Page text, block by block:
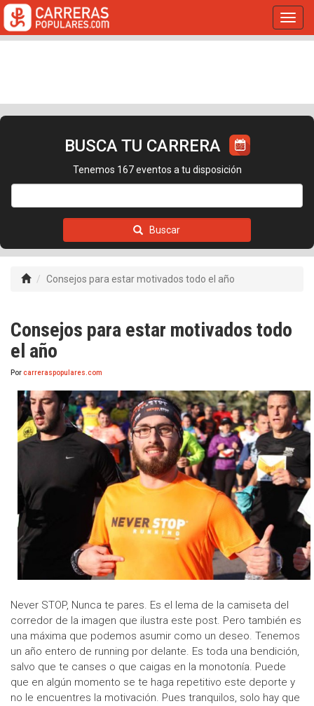
BUSCA TU CARRERA
Tenemos 167 eventos a tu disposición
Buscar
Consejos para estar motivados todo el año
Consejos para estar motivados todo
el año
Porcarreraspopulares.com
Never STOP, Nunca te pares. Es el lema de la camiseta del
corredor de la imagen que ilustra este post. Pero también es
una máxima que podemos asumir como un deseo. Tenemos
un año entero de running por delante. Es toda una bendición,
salvo que te canses o que caigas en la monotonía. Puede
que en algún momento se te haga repetitivo este deporte y
no le encuentres la motivación. Pues tranquilos, solo hay que